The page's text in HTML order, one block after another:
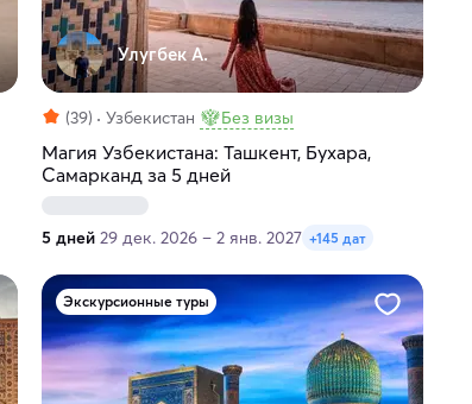
Улугбек А.
(39) Узбекистан Без визы
Магия Узбекистана: Ташкент, Бухара,
Самарканд за 5 дней
5 дней 29 дек. 2026 – 2 янв. 2027 +145 дат
Экскурсионные туры